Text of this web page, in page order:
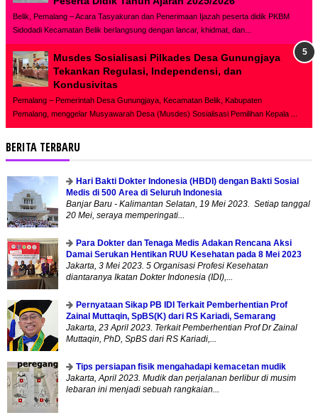
Belik, Pemalang – Acara Tasyakuran dan Penerimaan Ijazah peserta didik PKBM
Sidodadi Kecamatan Belik berlangsung dengan lancar, khidmat, dan...
Musdes Sosialisasi Pilkades Desa Gunungjaya
Tekankan Regulasi, Independensi, dan
Kondusivitas
Pemalang – Pemerintah Desa Gunungjaya, Kecamatan Belik, Kabupaten
Pemalang, menggelar Musyawarah Desa (Musdes) Sosialisasi Pemilihan Kepala ...
BERITA TERBARU
Hari Bakti Dokter Indonesia (HBDI) dengan Bakti Sosial
Medis di 500 Area di Seluruh Indonesia
Banjar Baru - Kalimantan Selatan, 19 Mei 2023. Setiap tanggal
20 Mei, seraya memperingati...
Para Dokter dan Tenaga Medis Adakan Rencana Aksi
Damai Serukan Hentikan RUU Kesehatan pada 8 Mei 2023
Jakarta, 3 Mei 2023. 5 Organisasi Profesi Kesehatan
diantaranya Ikatan Dokter Indonesia (IDI),...
Pernyataan Sikap PB IDI Terkait Pemberhentian Prof
Zainal Muttaqin, SpBS(K) dari RS Kariadi, Semarang
Jakarta, 23 April 2023. Terkait Pemberhentian Prof Dr Zainal
Muttaqin, PhD, SpBS dari RS Kariadi,...
Tips persiapan fisik mengahadapi kemacetan mudik
Jakarta, April 2023. Mudik dan perjalanan berlibur di musim
lebaran ini menjadi sebuah rangkaian...